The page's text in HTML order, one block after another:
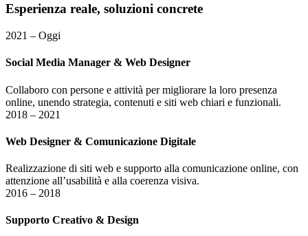
Esperienza reale, soluzioni concrete
2021 – Oggi
Social Media Manager & Web Designer
Collaboro con persone e attività per migliorare la loro presenza
online, unendo strategia, contenuti e siti web chiari e funzionali.
2018 – 2021
Web Designer & Comunicazione Digitale
Realizzazione di siti web e supporto alla comunicazione online, con
attenzione all’usabilità e alla coerenza visiva.
2016 – 2018
Supporto Creativo & Design